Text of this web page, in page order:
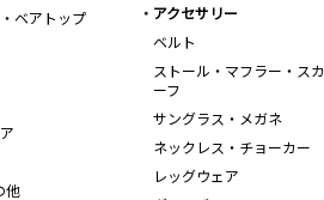
ベアトップ
他
アクセサリー
ベルト
ストール・マフラー・スカ
ーフ
サングラス・メガネ
ネックレス・チョーカー
レッグウェア